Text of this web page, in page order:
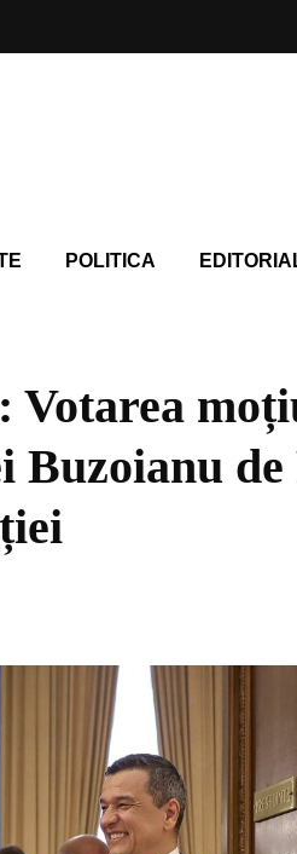
POLITICA
Votarea
de